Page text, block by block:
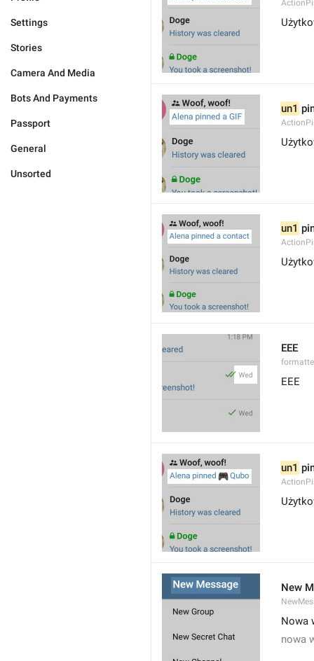
Settings
Stories
Camera And Media
Bots And Payments
Passport
General
Unsorted
un1
un1
EEE
EEE
un1
New
Nowa
nowa